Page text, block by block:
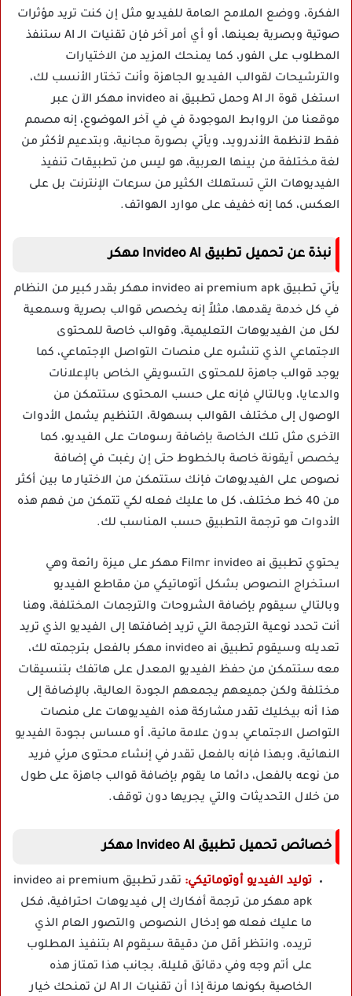
الفكرة، ووضع الملامح العامة للفيديو مثل إن كنت تريد مؤثرات
صوتية وبصرية بعينها، أو أي أمر آخر فإن تقنيات الـ AI ستنفذ
المطلوب على الفور، كما يمنحك المزيد من الاختيارات
والترشيحات لقوالب الفيديو الجاهزة وأنت تختار الأنسب لك،
استغل قوة الـ AI وحمل تطبيق invideo ai مهكر الآن عبر
موقعنا من الروابط الموجودة في في آخر الموضوع، إنه مصمم
فقط لآنظمة الأندرويد، ويأتي بصورة مجانية، وبتدعيم لأكثر من
لغة مختلفة من بينها العربية، هو ليس من تطبيقات تنفيذ
الفيديوهات التي تستهلك الكثير من سرعات الإنترنت بل على
العكس، كما إنه خفيف على موارد الهواتف.
نبذة عن تحميل تطبيق Invideo AI مهكر
يأتي تطبيق invideo ai premium apk مهكر بقدر كبير من النظام
في كل خدمة يقدمها، مثلاً إنه يخصص قوالب بصرية وسمعية
لكل من الفيديوهات التعليمية، وقوالب خاصة للمحتوى
الاجتماعي الذي تنشره على منصات التواصل الإجتماعي، كما
يوجد قوالب جاهزة للمحتوى التسويقي الخاص بالإعلانات
والدعايا، وبالتالي فإنه على حسب المحتوى ستتمكن من
الوصول إلى مختلف القوالب بسهولة، التنظيم يشمل الأدوات
الآخرى مثل تلك الخاصة بإضافة رسومات على الفيديو، كما
يخصص آيقونة خاصة بالخطوط حتى إن رغبت في إضافة
نصوص على الفيديوهات فإنك ستتمكن من الاختيار ما بين أكثر
من 40 خط مختلف، كل ما عليك فعله لكي تتمكن من فهم هذه
الأدوات هو ترجمة التطبيق حسب المناسب لك.
يحتوي تطبيق Filmr invideo ai مهكر على ميزة رائعة وهي
استخراج النصوص بشكل أتوماتيكي من مقاطع الفيديو
وبالتالي سيقوم بإضافة الشروحات والترجمات المختلفة، وهنا
أنت تحدد نوعية الترجمة التي تريد إضافتها إلى الفيديو الذي تريد
تعديله وسيقوم تطبيق invideo ai مهكر بالفعل بترجمته لك،
معه ستتمكن من حفظ الفيديو المعدل على هاتفك بتنسيقات
مختلفة ولكن جميعهم يجمعهم الجودة العالية، بالإضافة إلى
هذا أنه بيخليك تقدر مشاركة هذه الفيديوهات على منصات
التواصل الاجتماعي بدون علامة مائية، أو مساس بجودة الفيديو
النهائية، وبهذا فإنه بالفعل تقدر في إنشاء محتوى مرئي فريد
من نوعه بالفعل، دائما ما يقوم بإضافة قوالب جاهزة على طول
من خلال التحديثات والتي يجريها دون توقف.
خصائص تحميل تطبيق Invideo AI مهكر
توليد الفيديو أوتوماتيكي:
تقدر تطبيق invideo ai premium
apk مهكر من ترجمة أفكارك إلى فيديوهات احترافية، فكل
ما عليك فعله هو إدخال النصوص والتصور العام الذي
تريده، وانتظر أقل من دقيقة سيقوم AI بتنفيذ المطلوب
على أتم وجه وفي دقائق قليلة، بجانب هذا تمتاز هذه
الخاصية بكونها مرنة إذا أن تقنيات الـ AI لن تمنحك خيار